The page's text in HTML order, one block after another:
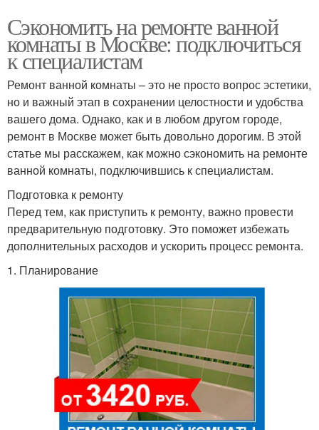
Сэкономить на ремонте ванной
комнаты в Москве: подключиться
к специалистам
Ремонт ванной комнаты – это не просто вопрос эстетики,
но и важный этап в сохранении целостности и удобства
вашего дома. Однако, как и в любом другом городе,
ремонт в Москве может быть довольно дорогим. В этой
статье мы расскажем, как можно сэкономить на ремонте
ванной комнаты, подключившись к специалистам.
Подготовка к ремонту
Перед тем, как приступить к ремонту, важно провести
предварительную подготовку. Это поможет избежать
дополнительных расходов и ускорить процесс ремонта.
1. Планирование